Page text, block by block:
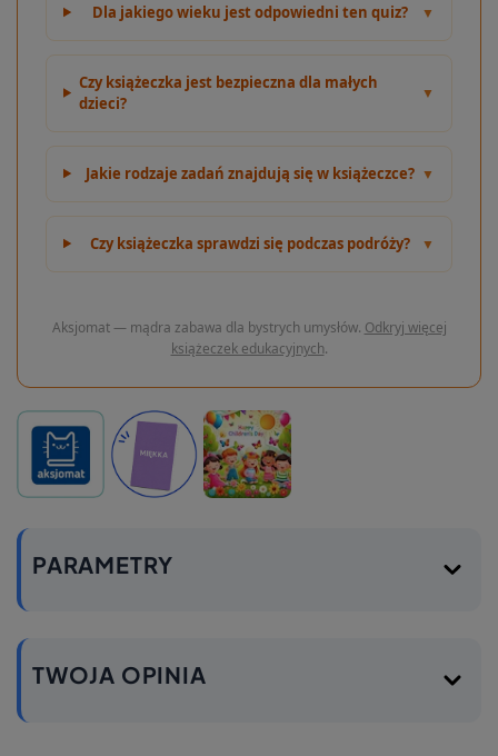
Dla jakiego wieku jest odpowiedni ten quiz? ▼
Czy książeczka jest bezpieczna dla małych
dzieci?
▼
Jakie rodzaje zadań znajdują się w książeczce? ▼
Czy książeczka sprawdzi się podczas podróży? ▼
Aksjomat — mądra zabawa dla bystrych umysłów. Odkryj więcej
książeczek edukacyjnych.
PARAMETRY
TWOJA OPINIA